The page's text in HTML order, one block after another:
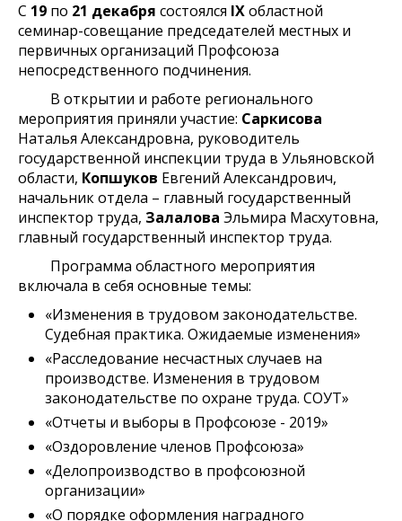
С 19 по 21 декабря состоялся IXобластной
семинар-совещание председателей местных и
первичных организаций Профсоюза
непосредственного подчинения.
В открытии и работе регионального
мероприятия приняли участие: Саркисова
Наталья Александровна, руководитель
государственной инспекции труда в Ульяновской
области, Копшуков Евгений Александрович,
начальник отдела – главный государственный
инспектор труда, Залалова Эльмира Масхутовна,
главный государственный инспектор труда.
Программа областного мероприятия
включала в себя основные темы:
«Изменения в трудовом законодательстве.
Судебная практика. Ожидаемые изменения»
«Расследование несчастных случаев на
производстве. Изменения в трудовом
законодательстве по охране труда. СОУТ»
«Отчеты и выборы в Профсоюзе - 2019»
«Оздоровление членов Профсоюза»
«Делопроизводство в профсоюзной
организации»
«О порядке оформления наградного